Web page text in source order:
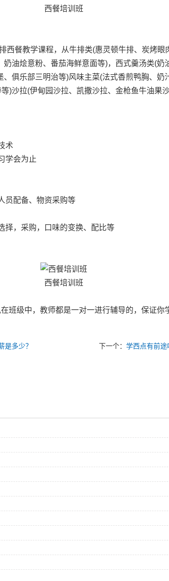
西餐培训班
餐教学课程，从牛排类(惠灵顿牛排、炭烤眼
油烩意粉、番茄海鲜意面等)，西式羹汤类(奶
俱乐部三明治等)风味主菜(法式香煎鸭胸、奶
)沙拉(伊甸园沙拉、凯撒沙拉、金枪鱼牛油果
术
学会为止
配备、物资采购等
，采购，口味的变换、配比等
西餐培训班
级中，教师都是一对一进行辅导的，保证你
是多少？ 下一个：学西点有前途